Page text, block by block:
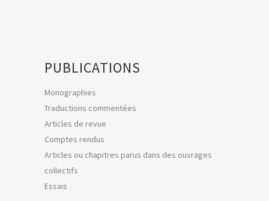
PUBLICATIONS
Monographies
Traductions commentées
Articles de revue
Comptes rendus
Articles ou chapitres parus dans des ouvrages
collectifs
Essais